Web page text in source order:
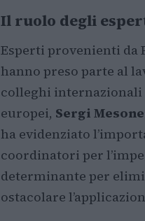
Il ruolo degli
Esperti provenienti da
hanno preso parte al
colleghi
europei, Sergi
ha evidenziato
coordinatori per
determinante per
ostacolare